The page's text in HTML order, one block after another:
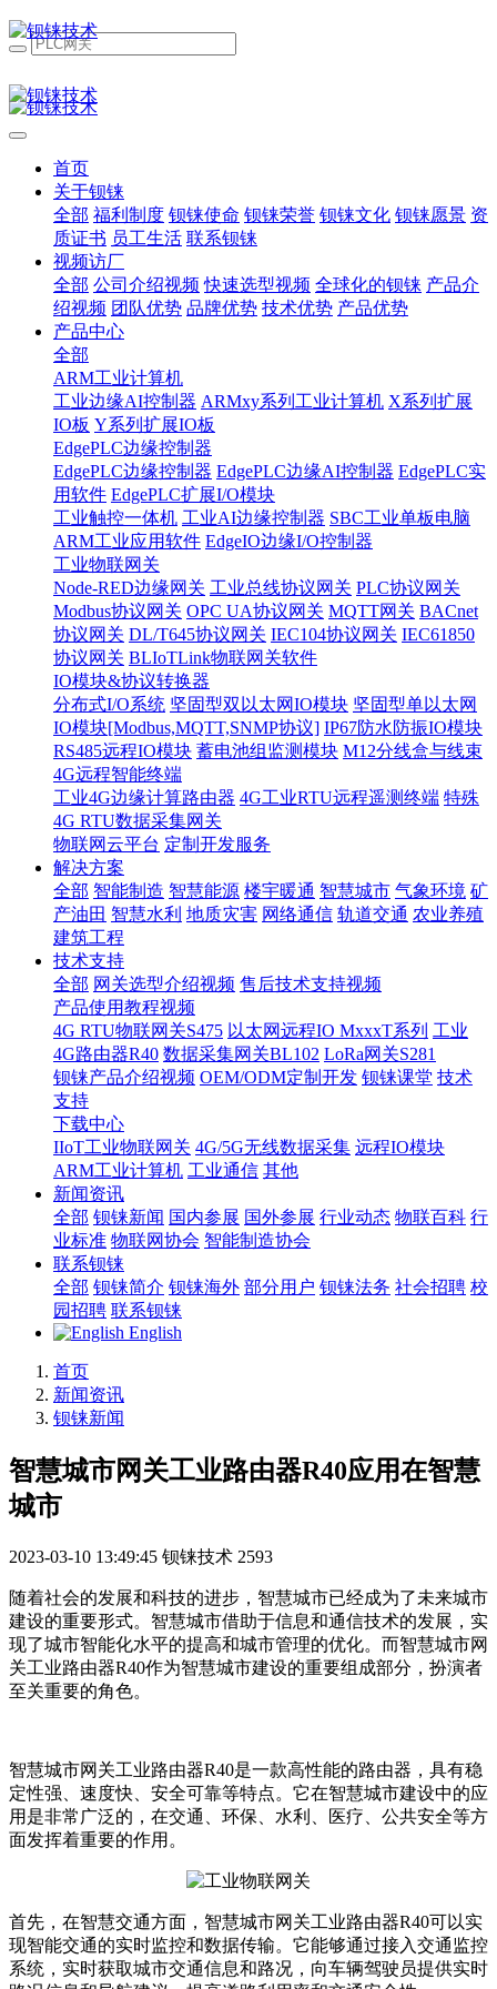
首页
关于钡铼
全部 福利制度 钡铼使命 钡铼荣誉 钡铼文化 钡铼愿景 资
质证书 员工生活 联系钡铼
视频访厂
全部 公司介绍视频 快速选型视频 全球化的钡铼 产品介
绍视频 团队优势 品牌优势 技术优势 产品优势
产品中心
全部
ARM工业计算机
工业边缘AI控制器 ARMxy系列工业计算机 X系列扩展
IO板 Y系列扩展IO板
EdgePLC边缘控制器
EdgePLC边缘控制器 EdgePLC边缘AI控制器 EdgePLC实
用软件 EdgePLC扩展I/O模块
工业触控一体机 工业AI边缘控制器 SBC工业单板电脑
ARM工业应用软件 EdgeIO边缘I/O控制器
工业物联网关
Node-RED边缘网关 工业总线协议网关 PLC协议网关
Modbus协议网关 OPC UA协议网关 MQTT网关 BACnet
协议网关 DL/T645协议网关 IEC104协议网关 IEC61850
协议网关 BLIoTLink物联网关软件
IO模块&协议转换器
分布式I/O系统 坚固型双以太网IO模块 坚固型单以太网
IO模块[Modbus,MQTT,SNMP协议] IP67防水防振IO模块
RS485远程IO模块 蓄电池组监测模块 M12分线盒与线束
4G远程智能终端
工业4G边缘计算路由器 4G工业RTU远程遥测终端 特殊
4G RTU数据采集网关
物联网云平台 定制开发服务
解决方案
全部 智能制造 智慧能源 楼宇暖通 智慧城市 气象环境 矿
产油田 智慧水利 地质灾害 网络通信 轨道交通 农业养殖
建筑工程
技术支持
全部 网关选型介绍视频 售后技术支持视频
产品使用教程视频
4G RTU物联网关S475 以太网远程IO MxxxT系列 工业
4G路由器R40 数据采集网关BL102 LoRa网关S281
钡铼产品介绍视频 OEM/ODM定制开发 钡铼课堂 技术
支持
下载中心
IIoT工业物联网关 4G/5G无线数据采集 远程IO模块
ARM工业计算机 工业通信 其他
新闻资讯
全部 钡铼新闻 国内参展 国外参展 行业动态 物联百科 行
业标准 物联网协会 智能制造协会
联系钡铼
全部 钡铼简介 钡铼海外 部分用户 钡铼法务 社会招聘 校
园招聘 联系钡铼
English
首页
新闻资讯
钡铼新闻
智慧城市网关工业路由器R40应用在智慧
城市
2023-03-10 13:49:45 钡铼技术 2593
随着社会的发展和科技的进步，智慧城市已经成为了未来城市
建设的重要形式。智慧城市借助于信息和通信技术的发展，实
现了城市智能化水平的提高和城市管理的优化。而智慧城市网
关工业路由器R40作为智慧城市建设的重要组成部分，扮演者
至关重要的角色。
智慧城市网关工业路由器R40是一款高性能的路由器，具有稳
定性强、速度快、安全可靠等特点。它在智慧城市建设中的应
用是非常广泛的，在交通、环保、水利、医疗、公共安全等方
面发挥着重要的作用。
首先，在智慧交通方面，智慧城市网关工业路由器R40可以实
现智能交通的实时监控和数据传输。它能够通过接入交通监控
系统，实时获取城市交通信息和路况，向车辆驾驶员提供实时